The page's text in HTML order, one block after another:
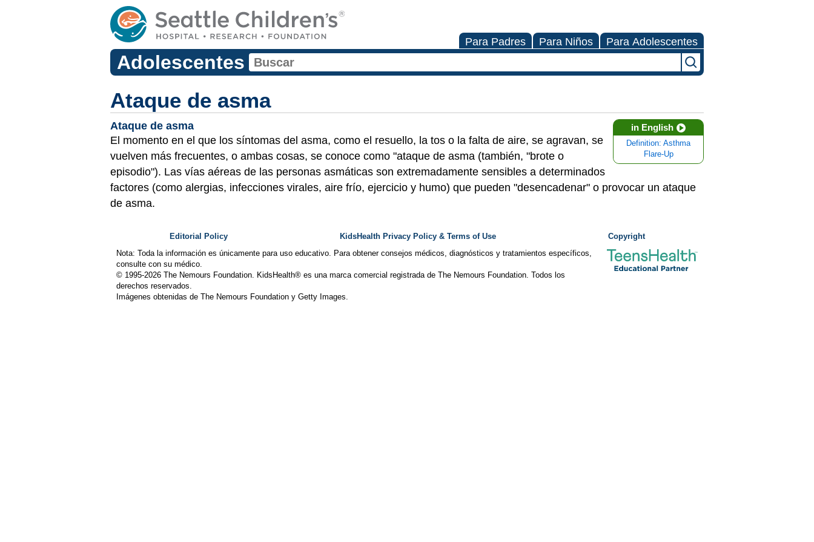
Para Padres Para Niños Para Adolescentes
Adolescentes
Ataque de asma
in English
Definition: Asthma
Flare-Up
Ataque de asma
El momento en el que los síntomas del asma, como el resuello, la tos o la falta de aire, se agravan, se
vuelven más frecuentes, o ambas cosas, se conoce como "ataque de asma (también, "brote o
episodio"). Las vías aéreas de las personas asmáticas son extremadamente sensibles a determinados
factores (como alergias, infecciones virales, aire frío, ejercicio y humo) que pueden "desencadenar" o provocar un ataque
de asma.
Editorial Policy KidsHealth Privacy Policy & Terms of Use
Copyright
Nota: Toda la información es únicamente para uso educativo. Para obtener consejos médicos, diagnósticos y tratamientos específicos,
consulte con su médico.
© 1995-2026 The Nemours Foundation. KidsHealth® es una marca comercial registrada de The Nemours Foundation. Todos los
derechos reservados.
Imágenes obtenidas de The Nemours Foundation y Getty Images.